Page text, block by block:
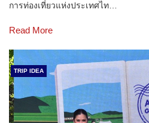
การท่องเที่ยวแห่งประเทศไท…
Read More
TRIP IDEA